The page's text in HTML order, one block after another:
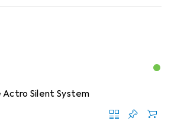
Actro Silent System